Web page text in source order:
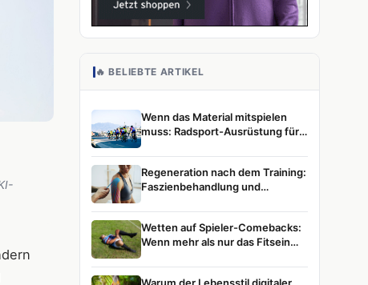
🔥 BELIEBTE ARTIKEL
Wenn das Material mitspielen
muss: Radsport-Ausrüstung für
Athleten
Regeneration nach dem Training:
Faszienbehandlung und
Leistungssport
Wetten auf Spieler-Comebacks:
Wenn mehr als nur das Fitsein